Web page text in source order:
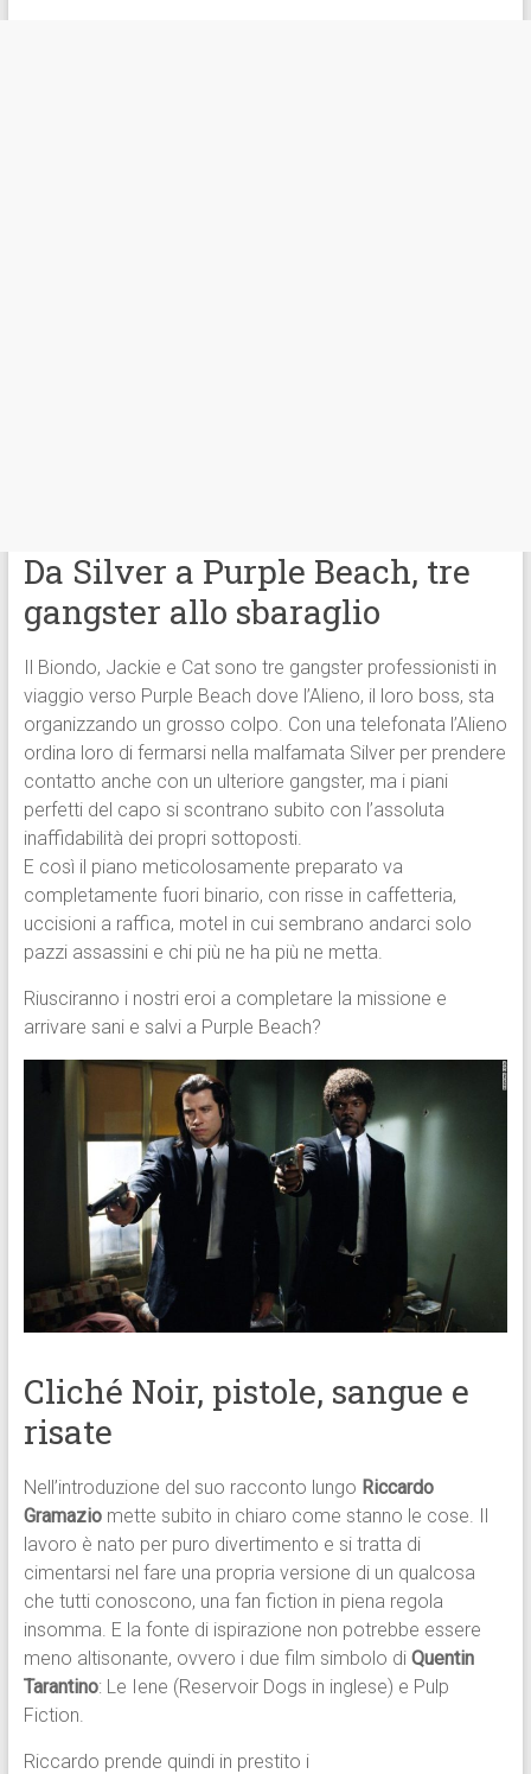
Da Silver a Purple Beach, tre
gangster allo sbaraglio
Il Biondo, Jackie e Cat sono tre gangster professionisti in
viaggio verso Purple Beach dove l’Alieno, il loro boss, sta
organizzando un grosso colpo. Con una telefonata l’Alieno
ordina loro di fermarsi nella malfamata Silver per prendere
contatto anche con un ulteriore gangster, ma i piani
perfetti del capo si scontrano subito con l’assoluta
inaffidabilità dei propri sottoposti.
E così il piano meticolosamente preparato va
completamente fuori binario, con risse in caffetteria,
uccisioni a raffica, motel in cui sembrano andarci solo
pazzi assassini e chi più ne ha più ne metta.
Riusciranno i nostri eroi a completare la missione e
arrivare sani e salvi a Purple Beach?
Cliché Noir, pistole, sangue e
risate
Nell’introduzione del suo racconto lungo Riccardo
Gramaziomette subito in chiaro come stanno le cose. Il
lavoro è nato per puro divertimento e si tratta di
cimentarsi nel fare una propria versione di un qualcosa
che tutti conoscono, una fan fiction in piena regola
insomma. E la fonte di ispirazione non potrebbe essere
meno altisonante, ovvero i due film simbolo di Quentin
Tarantino: Le Iene (Reservoir Dogs in inglese) e Pulp
Fiction.
Riccardo prende quindi in prestito i